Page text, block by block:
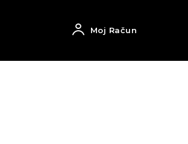
Moj Račun